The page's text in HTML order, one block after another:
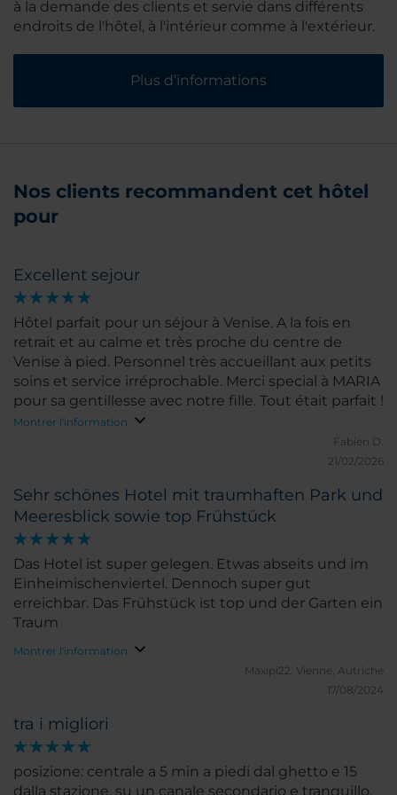
à la demande des clients et servie dans différents
endroits de l'hôtel, à l'intérieur comme à l'extérieur.
Plus d’informations
Nos clients recommandent cet hôtel
pour
Excellent sejour
Hôtel parfait pour un séjour à Venise. A la fois en
retrait et au calme et très proche du centre de
Venise à pied. Personnel très accueillant aux petits
soins et service irréprochable. Merci special à MARIA
pour sa gentillesse avec notre fille. Tout était parfait !
Montrer l'information
Fabien D.
21/02/2026
Sehr schönes Hotel mit traumhaften Park und
Meeresblick sowie top Frühstück
Das Hotel ist super gelegen. Etwas abseits und im
Einheimischenviertel. Dennoch super gut
erreichbar. Das Frühstück ist top und der Garten ein
Traum
Montrer l'information
Maxipi22. Vienne, Autriche
17/08/2024
tra i migliori
posizione: centrale a 5 min a piedi dal ghetto e 15
dalla stazione, su un canale secondario e tranquillo,